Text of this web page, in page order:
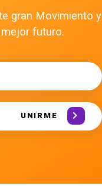
gran Movimiento y
futuro.
UNIRME